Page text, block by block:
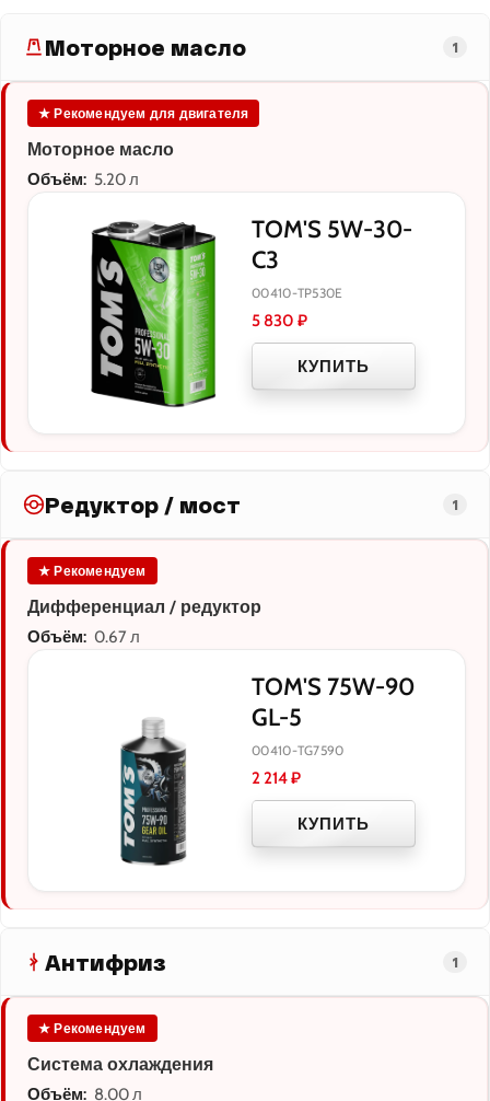
Моторное масло 1
★ Рекомендуем для двигателя
Моторное масло
Объём: 5.20 л
TOM'S 5W-30-
C3
00410-TP530E
5 830 ₽
КУПИТЬ
Редуктор / мост 1
★ Рекомендуем
Дифференциал / редуктор
Объём: 0.67 л
TOM'S 75W-90
GL-5
00410-TG7590
2 214₽
КУПИТЬ
Антифриз 1
★ Рекомендуем
Система охлаждения
Объём: 8.00 л